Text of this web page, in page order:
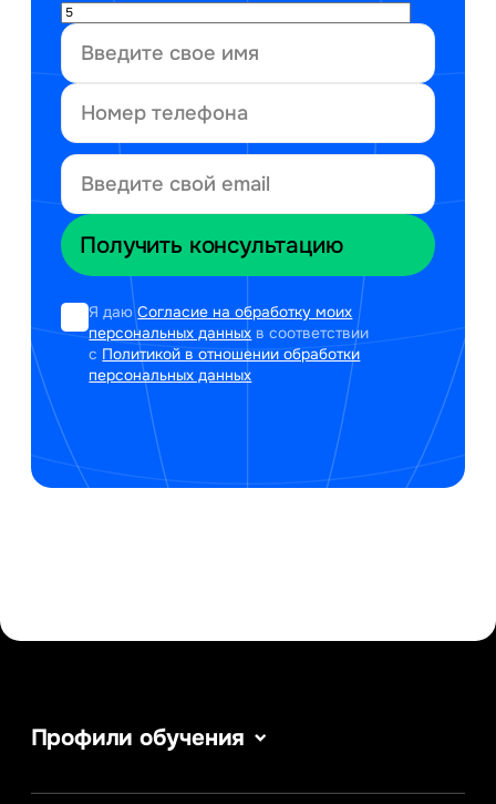
Я даюСогласие на обработку моих
персональных данных в соответствии
с Политикой в отношении обработки
персональных данных
Профили обучения
Информатика